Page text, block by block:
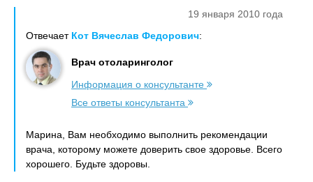
19 января 2010 года
Отвечает Кот Вячеслав Федорович:
Врач отоларинголог
Информация о консультанте
Все ответы консультанта
Марина, Вам необходимо выполнить рекомендации
врача, которому можете доверить свое здоровье. Всего
хорошего. Будьте здоровы.